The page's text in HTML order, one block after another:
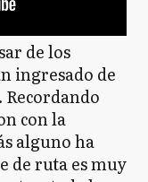
de los
ingresado de
con la
alguno ha
de ruta es muy